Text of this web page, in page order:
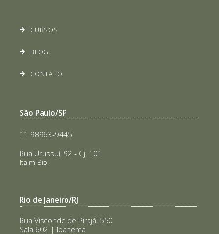
CURSOS
BLOG
CONTATO
São Paulo/SP
11 98963-9445
Rua Urussuí, 92 - Cj. 101
Itaim Bibi
Rio de Janeiro/RJ
Rua Visconde de Pirajá, 550
Sala 602 | Ipanema